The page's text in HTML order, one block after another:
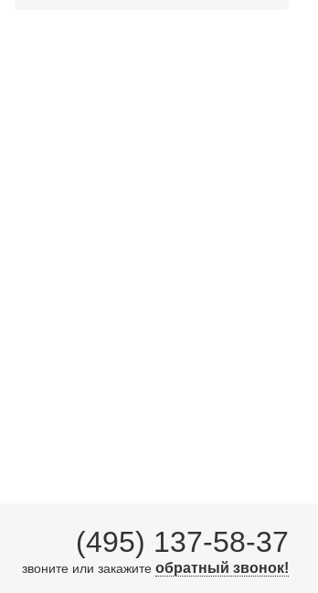
(495) 137-58-37
звоните или закажите обратный звонок!